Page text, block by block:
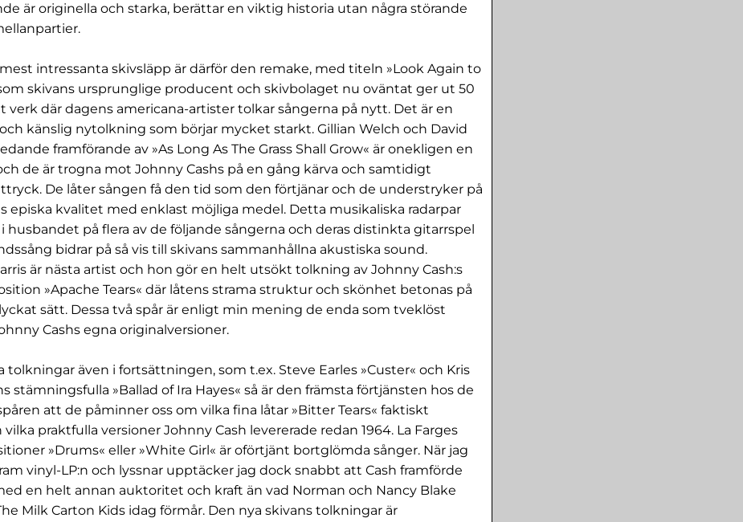
är originella och starka, berättar en viktig historia utan några störande
intressanta skivsläpp är därför den remake, med titeln »Look Again to
skivans ursprunglige producent och skivbolaget nu oväntat ger ut 50
verk där dagens americana-artister tolkar sångerna på nytt. Det är en
känslig nytolkning som börjar mycket starkt. Gillian Welch och David
framförande av »As Long As The Grass Shall Grow« är onekligen en
de är trogna mot Johnny Cashs på en gång kärva och samtidigt
De låter sången få den tid som den förtjänar och de understryker på
episka kvalitet med enklast möjliga medel. Detta musikaliska radarpar
husbandet på flera av de följande sångerna och deras distinkta gitarrspel
bidrar på så vis till skivans sammanhållna akustiska sound.
är nästa artist och hon gör en helt utsökt tolkning av Johnny Cash:s
»Apache Tears« där låtens strama struktur och skönhet betonas på
sätt. Dessa två spår är enligt min mening de enda som tveklöst
Cashs egna originalversioner.
tolkningar även i fortsättningen, som t.ex. Steve Earles »Custer« och Kris
stämningsfulla »Ballad of Ira Hayes« så är den främsta förtjänsten hos de
att de påminner oss om vilka fina låtar »Bitter Tears« faktiskt
praktfulla versioner Johnny Cash levererade redan 1964. La Farges
»Drums« eller »White Girl« är oförtjänt bortglömda sånger. När jag
vinyl-LP:n och lyssnar upptäcker jag dock snabbt att Cash framförde
en helt annan auktoritet och kraft än vad Norman och Nancy Blake
Milk Carton Kids idag förmår. Den nya skivans tolkningar är